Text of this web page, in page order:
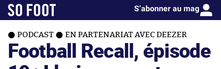
S’abonner au mag
PODCAST EN PARTENARIAT AVEC DEEZER
Football Recall, épisode